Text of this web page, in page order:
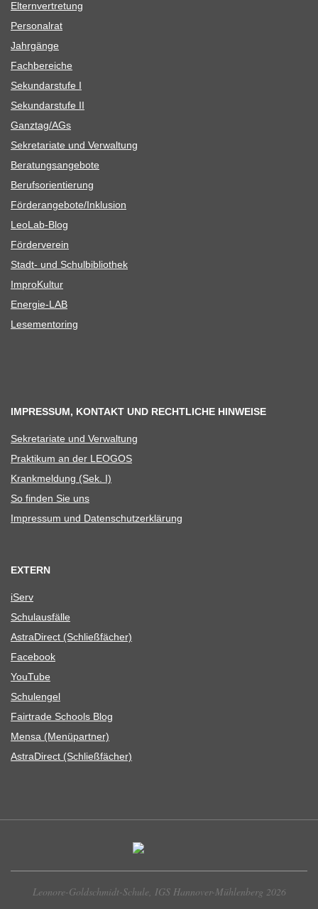
Eltern­ver­tre­tung
Per­so­nal­rat
Jahr­gänge
Fach­be­rei­che
Sekun­dar­stufe I
Sekun­dar­stufe II
Ganztag/​​AGs
Sekre­ta­riate und Verwaltung
Bera­tungs­an­ge­bote
Berufs­ori­en­tie­rung
Förderangebote/​​Inklusion
Leo­Lab-Blog
För­der­ver­ein
Stadt- und Schulbibliothek
Impro­Kul­tur
Ener­­gie-LAB
Lese­men­to­ring
IMPRESSUM, KONTAKT UND RECHTLICHE HINWEISE
Sekre­ta­riate und Verwaltung
Prak­ti­kum an der LEOGOS
Krank­mel­dung (Sek. I)
So fin­den Sie uns
Impres­sum und Datenschutzerklärung
EXTERN
iServ
Schul­aus­fälle
Astra­Di­rect (Schließ­fä­cher)
Face­book
You­Tube
Schul­en­gel
Fair­trade Schools Blog
Mensa (Menü­part­ner)
Astra­Di­rect (Schließ­fä­cher)
Leonore-Goldschmidt-Schule, IGS Hannover-Mühlenberg 2026